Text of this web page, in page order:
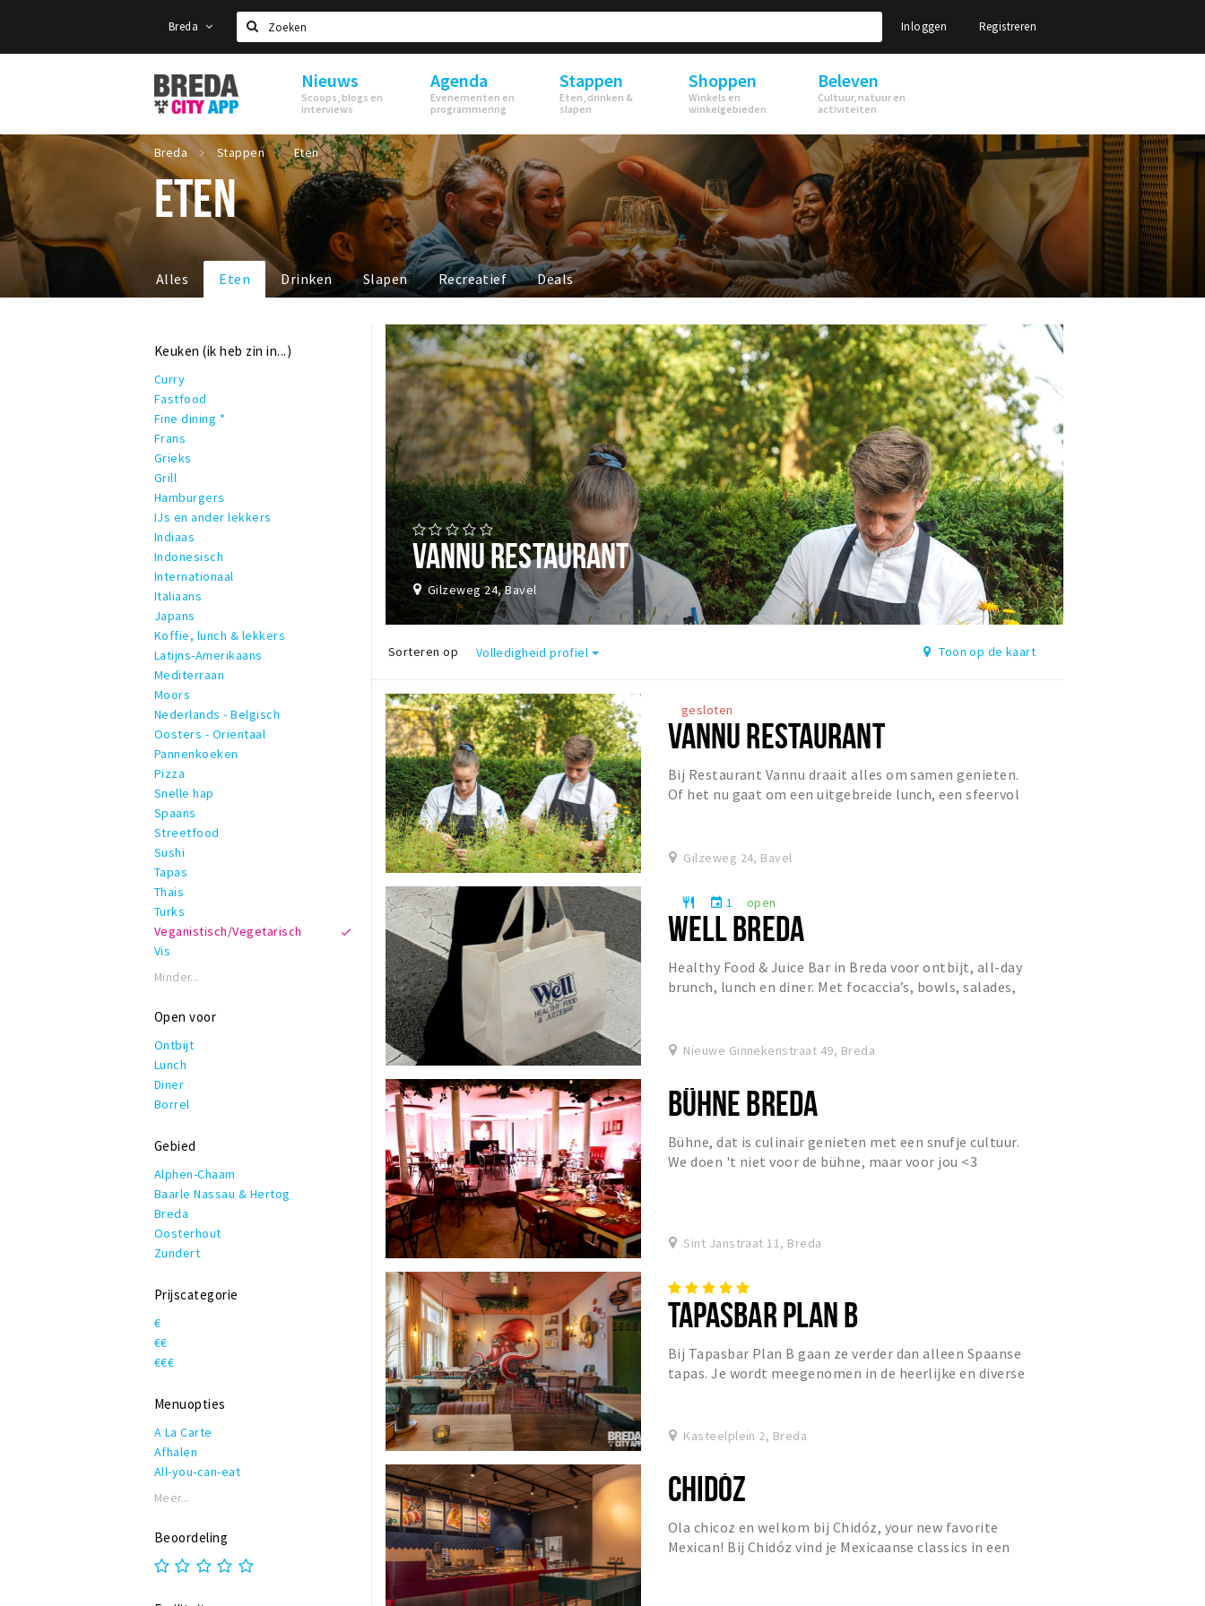
Breda
Zoeken
Inloggen Registreren
Stappen
&
Shoppen
Breda
Nieuws
Scoops, blogs en
interviews
Agenda
Evenementen en
programmering
Stappen
Eten, drinken &
slapen
Shoppen
Winkels en
winkelgebieden
Beleven
Cultuur, natuur en
activiteiten
Breda Stappen Eten
ETEN
Alles Eten Drinken Slapen Recreatief Deals
Keuken (ik heb zin in...)
Curry
Fastfood
Fine dining *
Frans
Grieks
Grill
Hamburgers
IJs en ander lekkers
Indiaas
Indonesisch
Internationaal
Italiaans
Japans
Koffie, lunch & lekkers
Latijns-Amerikaans
Mediterraan
Moors
Nederlands - Belgisch
Oosters - Orientaal
Pannenkoeken
Pizza
Snelle hap
Spaans
Streetfood
Sushi
Tapas
Thais
Turks
Veganistisch/Vegetarisch
Vis
Minder...
Open voor
Ontbijt
Lunch
Diner
Borrel
Gebied
Alphen-Chaam
Baarle Nassau & Hertog
Breda
Oosterhout
Zundert
Prijscategorie
€
€€
€€€
Menuopties
A La Carte
Afhalen
All-you-can-eat
Allergieën
Buffet
Daghap
Meer...
Beoordeling
VANNU RESTAURANT
Gilzeweg 24, Bavel
Sorteren op Volledigheid profiel Toon op de kaart
gesloten
VANNU RESTAURANT
Bij Restaurant Vannu draait alles om samen genieten.
Of het nu gaat om een uitgebreide lunch, een sfeervol
Gilzeweg 24, Bavel
restaurant event 1 open
WELL BREDA
Healthy Food & Juice Bar in Breda voor ontbijt, all-day
brunch, lunch en diner. Met focaccia’s, bowls, salades,
Nieuwe Ginnekenstraat 49, Breda
BÜHNE BREDA
Bühne, dat is culinair genieten met een snufje cultuur.
We doen 't niet voor de bühne, maar voor jou <3
Sint Janstraat 11, Breda
TAPASBAR PLAN B
Bij Tapasbar Plan B gaan ze verder dan alleen Spaanse
tapas. Je wordt meegenomen in de heerlijke en diverse
Kasteelplein 2, Breda
CHIDÓZ
Ola chicoz en welkom bij Chidóz, your new favorite
Mexican! Bij Chidóz vind je Mexicaanse classics in een